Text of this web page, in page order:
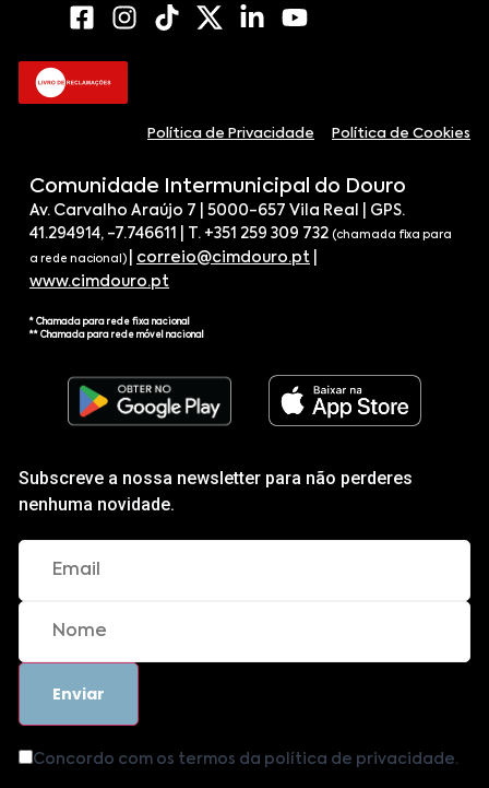
Política de Privacidade Política de Cookies
Comunidade Intermunicipal do Douro
Av. Carvalho Araújo 7 | 5000-657 Vila Real | GPS.
41.294914, -7.746611 | T. +351 259 309 732 (chamada fixa para
a rede nacional) correio@cimdouro.pt
www.cimdouro.pt
* Chamada para rede fixa nacional
** Chamada para rede móvel nacional
Subscreve a nossa newsletter para não perderes
nenhuma novidade.
Concordo com os termos da política de privacidade.